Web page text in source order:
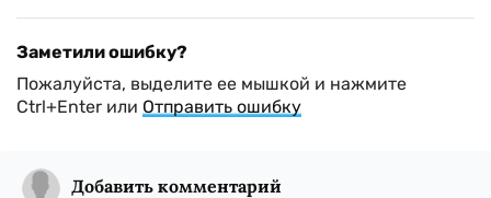
Заметили ошибку?
Пожалуйста, выделите ее мышкой и нажмите
Ctrl+Enter или Отправить ошибку
Добавить комментарий